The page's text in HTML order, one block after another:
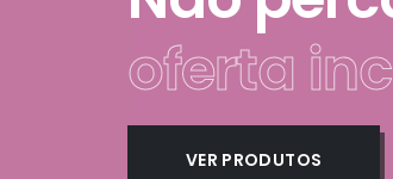
oferta
VER PRODUTOS